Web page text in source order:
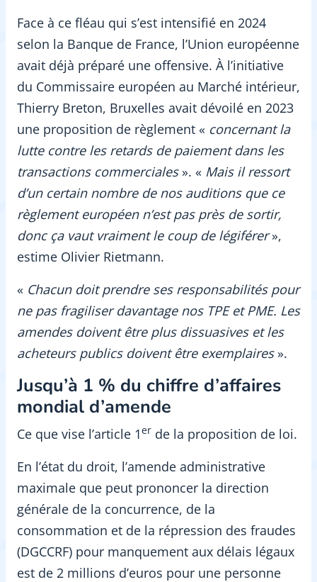
Face à ce fléau qui s’est intensifié en 2024
selon la Banque de France, l’Union européenne
avait déjà préparé une offensive. À l’initiative
du Commissaire européen au Marché intérieur,
Thierry Breton, Bruxelles avait dévoilé en 2023
une proposition de règlement « concernant la
lutte contre les retards de paiement dans les
transactions commerciales». « Mais il ressort
d’un certain nombre de nos auditions que ce
règlement européen n’est pas près de sortir,
donc ça vaut vraiment le coup de légiférer»,
estime Olivier Rietmann.
« Chacun doit prendre ses responsabilités pour
ne pas fragiliser davantage nos TPE et PME. Les
amendes doivent être plus dissuasives et les
acheteurs publics doivent être exemplaires».
Jusqu’à 1 % du chiffre d’affaires
mondial d’amende
Ce que vise l’article 1er de la proposition de loi.
En l’état du droit, l’amende administrative
maximale que peut prononcer la direction
générale de la concurrence, de la
consommation et de la répression des fraudes
(DGCCRF) pour manquement aux délais légaux
est de 2 millions d’euros pour une personne